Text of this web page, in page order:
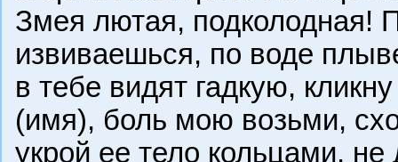
Змея лютая, подколодная!
извиваешься, по воде
в тебе видят гадкую,
(имя), боль мою возьми,
укрой ее тело кольцами,